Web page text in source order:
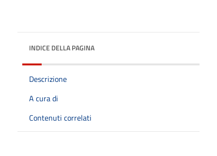
INDICE DELLA PAGINA
Descrizione
A cura di
Contenuti correlati